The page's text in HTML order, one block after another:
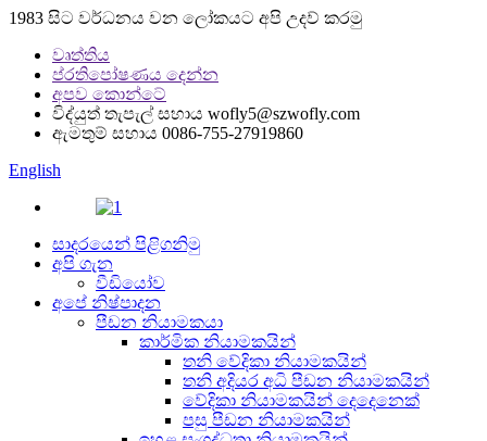
1983 සිට වර්ධනය වන ලෝකයට අපි උදව් කරමු
වෘත්තිය
ප්රතිපෝෂණය දෙන්න
අපව කොන්ටේ
විද්යුත් තැපැල් සහාය wofly5@szwofly.com
ඇමතුම් සහාය 0086-755-27919860
English
සාදරයෙන් පිළිගනිමු
අපි ගැන
වීඩියෝව
අපේ නිෂ්පාදන
පීඩන නියාමකයා
කාර්මික නියාමකයින්
තනි වේදිකා නියාමකයින්
තනි අදියර අධි පීඩන නියාමකයින්
වේදිකා නියාමකයින් දෙදෙනෙක්
පසු පීඩන නියාමකයින්